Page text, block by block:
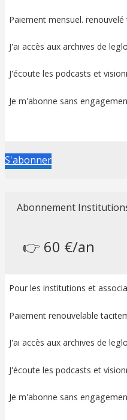
Paiement mensuel.
J'ai accès aux archives de
J'écoute les podcasts et
Je m'abonne sans
S'abonner
Abonnement
👉 60 €/an
Pour les institutions et
Paiement renouvelable
J'ai accès aux archives de
J'écoute les podcasts et
Je m'abonne sans